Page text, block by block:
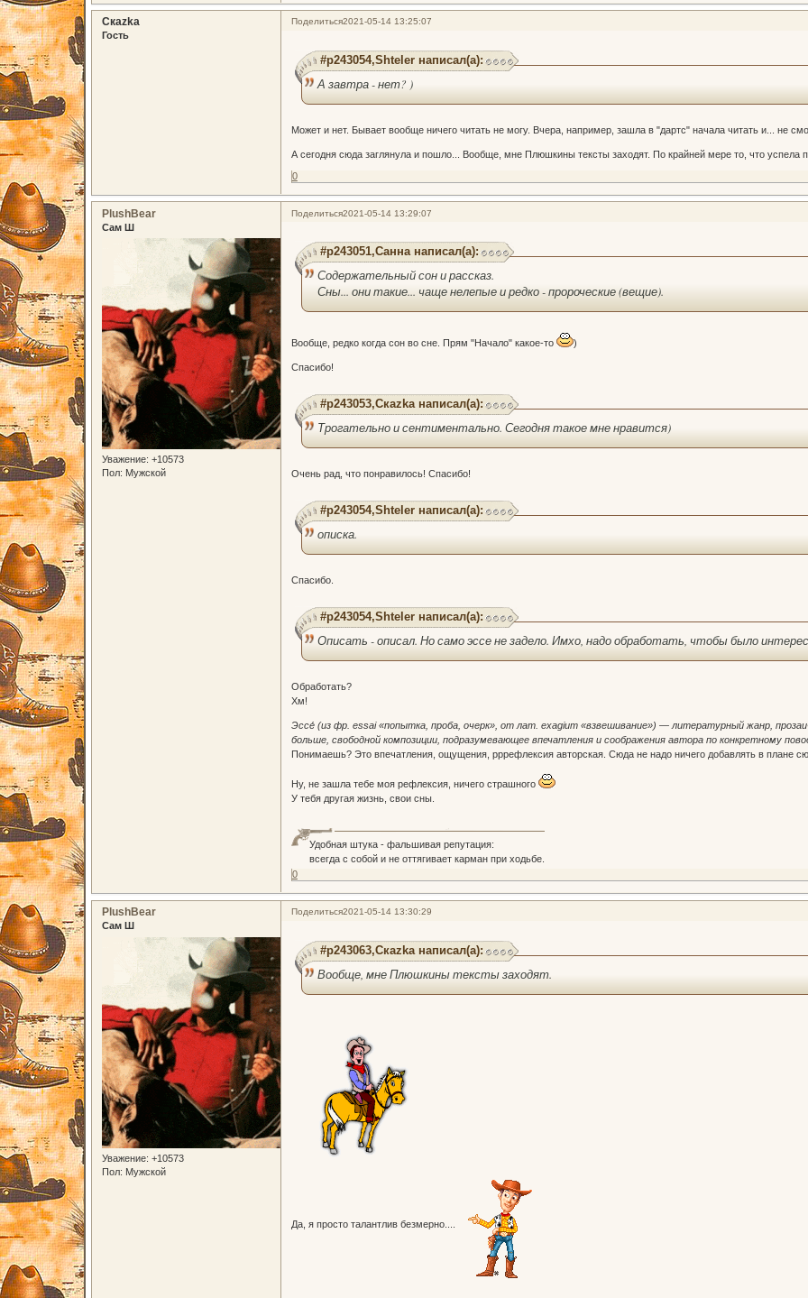
Поделиться2021-05-14 13:25:07
Скаzka
Гость
#p243054,Shteler написал(а):
А завтра - нет? )
Может и нет. Бывает вообще ничего читать не могу. Вчера, например, зашла в "дартс" начала читать и... не
А сегодня сюда заглянула и пошло... Вообще, мне Плюшкины тексты заходят. По крайней мере то, что успела
0
Поделиться2021-05-14 13:29:07
PlushBear
Сам Ш
Уважение: +10573
Пол: Мужской
#p243051,Санна написал(а):
Содержательный сон и рассказ.
Сны... они такие... чаще нелепые и редко - пророческие (вещие).
Вообще, редко когда сон во сне. Прям "Начало" какое-то )
Спасибо!
#p243053,Скаzka написал(а):
Трогательно и сентиментально. Сегодня такое мне нравится)
Очень рад, что понравилось! Спасибо!
#p243054,Shteler написал(а):
описка.
Спасибо.
#p243054,Shteler написал(а):
Описать - описал. Но само эссе не задело. Имхо, надо обработать, чтобы было
Обработать?
Хм!
Эссе́ (из фр. essai «попытка, проба, очерк», от лат. exagium «взвешивание») — литературный жанр,
больше, свободной композиции, подразумевающее впечатления и соображения автора по конкретному
Понимаешь? Это впечатления, ощущения, рррефлексия авторская. Сюда не надо ничего добавлять в плане
Ну, не зашла тебе моя рефлексия, ничего страшного
У тебя другая жизнь, свои сны.
Удобная штука - фальшивая репутация:
всегда с собой и не оттягивает карман при ходьбе.
0
Поделиться2021-05-14 13:30:29
PlushBear
Сам Ш
Уважение: +10573
Пол: Мужской
#p243063,Скаzka написал(а):
Вообще, мне Плюшкины тексты заходят.
Да, я просто талантлив безмерно....